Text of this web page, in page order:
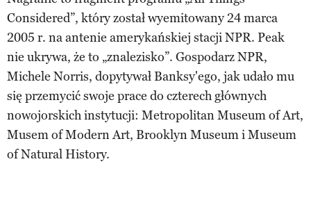
Considered”, który został wyemitowany 24 marca
2005 r. na antenie amerykańskiej stacji NPR. Peak
nie ukrywa, że to „znalezisko”. Gospodarz NPR,
Michele Norris, dopytywał Banksy'ego, jak udało mu
się przemycić swoje prace do czterech głównych
nowojorskich instytucji: Metropolitan Museum of Art,
Musem of Modern Art, Brooklyn Museum i Museum
of Natural History.